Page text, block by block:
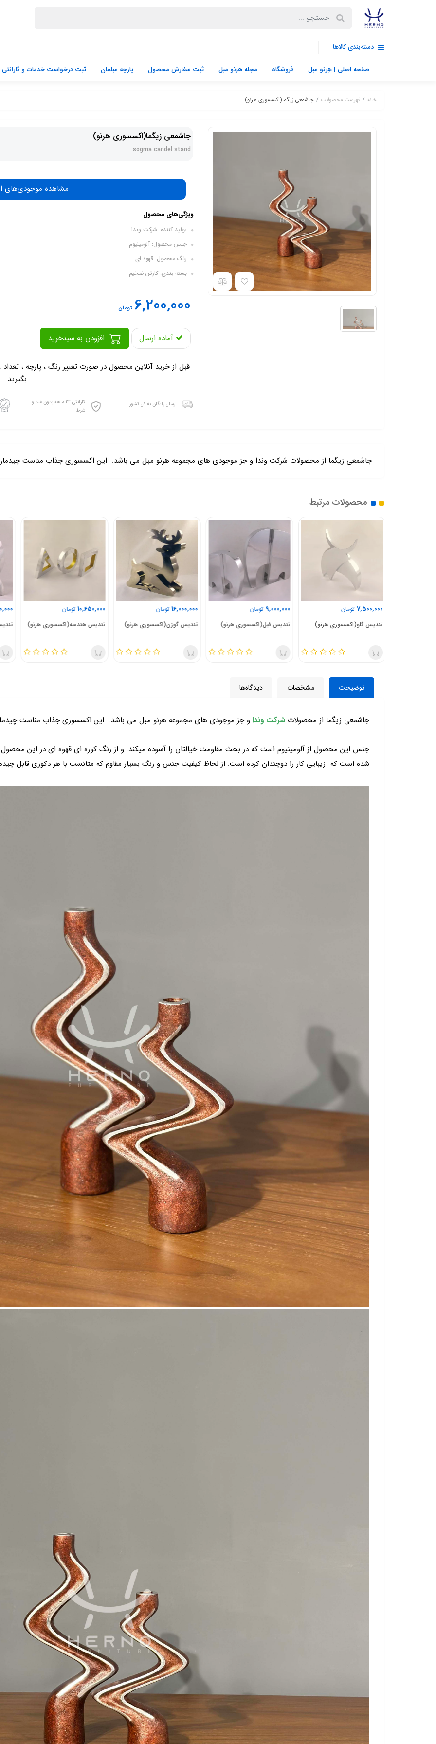
دسته‌بندی کالاها
صفحه اصلی | هِرنو مبل فروشگاه مجله هرنو مبل ثبت سفارش محصول پارچه مبلمان ثبت درخواست خدمات و گارانتی
خانه فهرست محصولات جاشمعی زیگما(اکسسوری هرنو)
جاشمعی زیگما(اکسسوری هرنو)
sogma candel stand
مشاهده موجودی‌های
ویژگی‌های محصول
تولید کننده: شرکت وندا
جنس محصول: آلومینیوم
رنگ محصول: قهوه ای
بسته بندی: کارتن ضخیم
6,200,000تومان
آماده ارسال
قبل از خرید آنلاین محصول در صورت تغییر رنگ ، پارچه ،
بگیرید
ارسال رایگان به کل کشور
گارانتی 24 ماهه بدون قید و
شرط
جاشمعی زیگما از محصولات شرکت وندا و جز موجودی های مجموعه هرنو مبل می باشد. این اکسسوری جذاب مناست
محصولات مرتبط
9,000,000 تومان
تندیس فیل(اکسسوری هرنو)
16,000,000 تومان
تندیس گوزن(اکسسوری هرنو)
10,650,000 تومان
تندیس هندسه(اکسسوری هرنو)
8,000,000 تومان
تندیس خرچنگ(اکسسوری هرنو)
توضیحات مشخصات دیدگاه‌ها
جاشمعی زیگما از محصولات شرکت وندا و جز موجودی های مجموعه هرنو مبل می باشد. این اکسسوری جذاب مناست
جنس این محصول از آلومینیوم است که در بحث مقاومت خیالتان را آسوده میکند. و از رنگ کوره ای قهوه ای در این
شده است که زیبایی کار را دوچندان کرده است. از لحاظ کیفیت جنس و رنگ بسیار مقاوم که متانسب با هر دکوری قابل